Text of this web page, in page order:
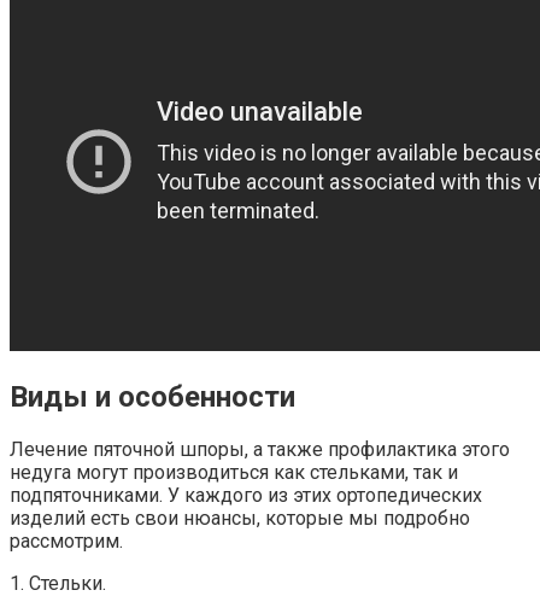
Виды и особенности
Лечение пяточной шпоры, а также профилактика этого
недуга могут производиться как стельками, так и
подпяточниками. У каждого из этих ортопедических
изделий есть свои нюансы, которые мы подробно
рассмотрим.
1. Стельки.